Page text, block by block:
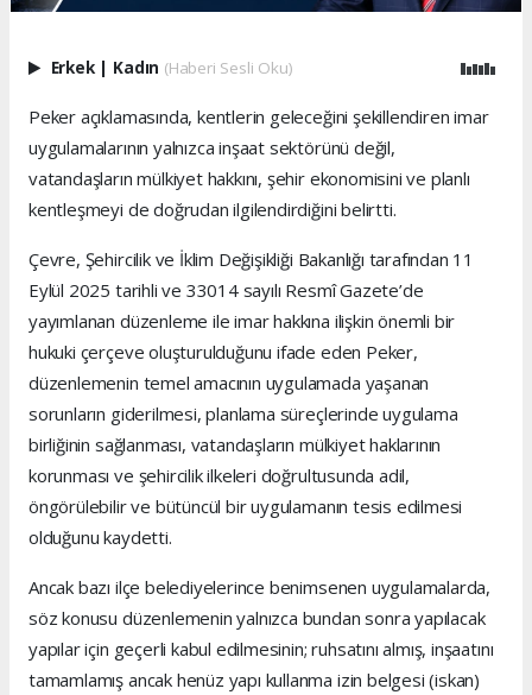
Erkek Kadın (Haberi Sesli Oku)
Peker açıklamasında, kentlerin geleceğini şekillendiren imar
uygulamalarının yalnızca inşaat sektörünü değil,
vatandaşların mülkiyet hakkını, şehir ekonomisini ve planlı
kentleşmeyi de doğrudan ilgilendirdiğini belirtti.
Çevre, Şehircilik ve İklim Değişikliği Bakanlığı tarafından 11
Eylül 2025 tarihli ve 33014 sayılı Resmî Gazete’de
yayımlanan düzenleme ile imar hakkına ilişkin önemli bir
hukuki çerçeve oluşturulduğunu ifade eden Peker,
düzenlemenin temel amacının uygulamada yaşanan
sorunların giderilmesi, planlama süreçlerinde uygulama
birliğinin sağlanması, vatandaşların mülkiyet haklarının
korunması ve şehircilik ilkeleri doğrultusunda adil,
öngörülebilir ve bütüncül bir uygulamanın tesis edilmesi
olduğunu kaydetti.
Ancak bazı ilçe belediyelerince benimsenen uygulamalarda,
söz konusu düzenlemenin yalnızca bundan sonra yapılacak
yapılar için geçerli kabul edilmesinin; ruhsatını almış, inşaatını
tamamlamış ancak henüz yapı kullanma izin belgesi (iskan)